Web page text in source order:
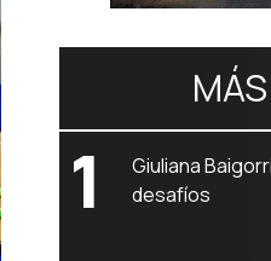
1
Giuliana
desafíos